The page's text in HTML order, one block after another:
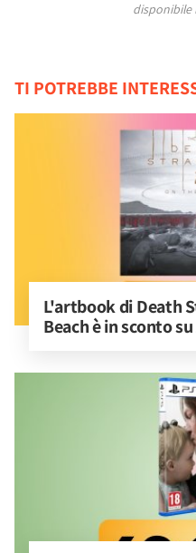
disponibile
TI POTREBBE
L'artbook di Death
Beach è in sconto